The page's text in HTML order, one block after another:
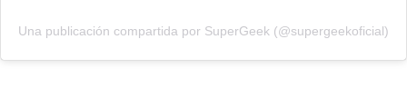
Una publicación compartida por SuperGeek (@supergeekoficial)